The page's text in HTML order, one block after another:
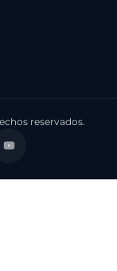
reservados.